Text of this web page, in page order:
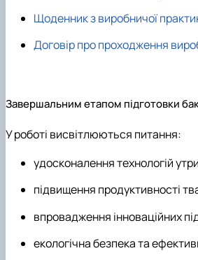
Щоденник з виробничої
Договір про проходження
Завершальним етапом підготовки
У роботі висвітлюються питання:
удосконалення технологій
підвищення продуктивності
впровадження інноваційних
екологічна безпека та